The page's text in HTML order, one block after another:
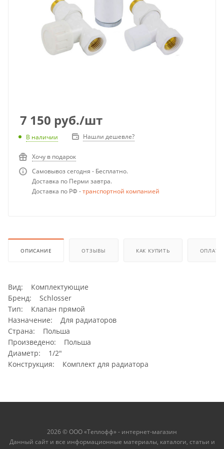
7 150 руб./шт
В наличии Нашли дешевле?
Хочу в подарок
Самовывоз сегодня - Бесплатно.
Доставка по Перми завтра.
Доставка по РФ -транспортной компанией
ОПИСАНИЕ ОТЗЫВЫ КАК КУПИТЬ ОПЛАТА
Вид: Комплектующие
Бренд: Schlosser
Тип: Клапан прямой
Назначение: Для радиаторов
Страна: Польша
Произведено: Польша
Диаметр: 1/2"
Конструкция: Комплект для радиатора
2026 © ООО «Теплофф» - интернет-магазин
Данный сайт и все информационные материалы, каталоги, статьи и